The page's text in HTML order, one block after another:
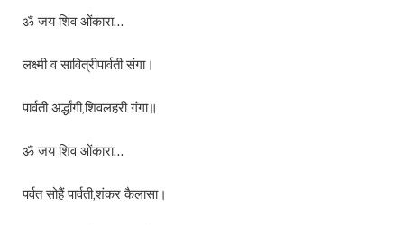
ॐ जय शिव ओंकारा…
लक्ष्मी व सावित्रीपार्वती संगा।
पार्वती अर्द्धांगी,शिवलहरी गंगा॥
ॐ जय शिव ओंकारा…
पर्वत सोहैं पार्वती,शंकर कैलासा।